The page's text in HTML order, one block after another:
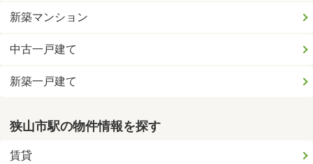
新築マンション
中古一戸建て
新築一戸建て
狭山市駅の物件情報を探す
賃貸